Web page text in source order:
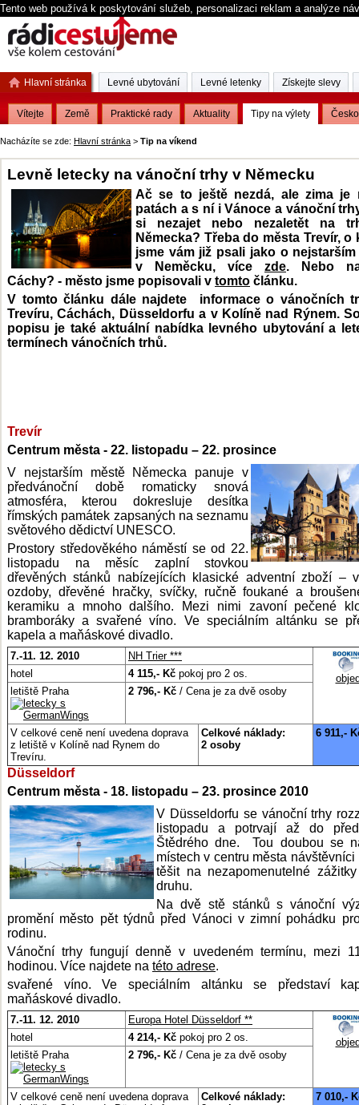
Tento web používá k poskytování služeb, personalizaci reklam a analýze
Nacházíte se zde: Hlavní stránka > Tip na víkend
Levně letecky na vánoční trhy v Německu
Ač se to ještě nezdá, ale zima je
patách a s ní i Vánoce a vánoční
si nezajet nebo nezaletět na
Německa? Třeba do města Trevír, o
jsme vám již psali jako o nejstarším
v Neměcku, více zde. Nebo
Cáchy? - město jsme popisovali v tomto článku.
V tomto článku dále najdete informace o vánočních
Trevíru, Cáchách, Düsseldorfu a v Kolíně nad Rýnem.
popisu je také aktuální nabídka levného ubytování a
termínech vánočních trhů.
Trevír
Centrum města - 22. listopadu – 22. prosince
V nejstarším městě Německa panuje v
předvánoční době romaticky snová
atmosféra, kterou dokresluje desítka
římských památek zapsaných na seznamu
světového dědictví UNESCO.
Prostory středověkého náměstí se od 22.
listopadu na měsíc zaplní stovkou
dřevěných stánků nabízejících klasické adventní zboží –
ozdoby, dřevěné hračky, svíčky, ručně foukané a
keramiku a mnoho dalšího. Mezi nimi zavoní pečené
bramboráky a svařené víno. Ve speciálním altánku se
kapela a maňáskové divadlo.
7.-11. 12. 2010
NH Trier ***
hotel 4 115,- Kč pokoj pro 2 os.
letiště Praha
2 796,- Kč / Cena je za dvě osoby
V celkové ceně není uvedena doprava
z letiště v Kolíně nad Rynem do
Trevíru.
Celkové náklady:
2 osoby
6 911,-
Düsseldorf
Centrum města - 18. listopadu – 23. prosince 2010
V Düsseldorfu se vánoční trhy
listopadu a potrvají až do
Štědrého dne. Tou doubou se
místech v centru města návštěvníci
těšit na nezapomenutelné
druhu.
Na dvě stě stánků s vánoční
promění město pět týdnů před Vánoci v zimní pohádku
rodinu.
Vánoční trhy fungují denně v uvedeném termínu, mezi
hodinou. Více najdete na této adrese.
svařené víno. Ve speciálním altánku se představí
maňáskové divadlo.
7.-11. 12. 2010
Europa Hotel Düsseldorf **
hotel 4 214,- Kč pokoj pro 2 os.
letiště Praha
2 796,- Kč / Cena je za dvě osoby
V celkové ceně není uvedena doprava
Celkové náklady:
7 010,-
Hlavní stránka
Vítejte Země Praktické rady Aktuality Tipy na výlety Česko
Levné ubytování Levné letenky Získejte slevy